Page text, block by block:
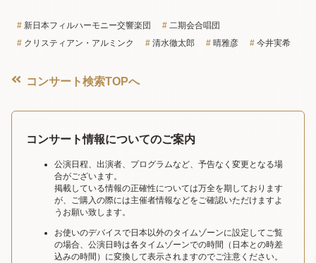
新日本フィルハーモニー交響楽団
二期会合唱団
クリスティアン・アルミンク
清水徹太郎 晴雅彦 今井実希
コンサート検索TOPへ
コンサート情報についてのご案内
公演日程、出演者、プログラムなど、予告なく変更となる場
合がございます。
掲載している情報の正確性については万全を期しております
が、ご購入の際には主催者情報などをご確認いただけますよ
うお願い致します。
お使いのデバイスで日本以外のタイムゾーンに設定してご覧
の場合、公演日時は各タイムゾーンでの時間（日本との時差
込みの時間）に変換して表示されますのでご注意ください。